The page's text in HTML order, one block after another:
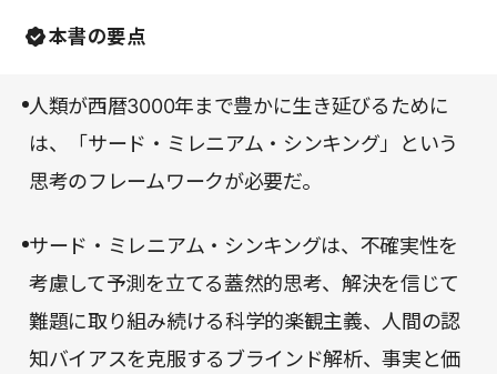
本書の要点
人類が西暦3000年まで豊かに生き延びるために
は、「サード・ミレニアム・シンキング」という
思考のフレームワークが必要だ。
サード・ミレニアム・シンキングは、不確実性を
考慮して予測を立てる蓋然的思考、解決を信じて
難題に取り組み続ける科学的楽観主義、人間の認
知バイアスを克服するブラインド解析、事実と価